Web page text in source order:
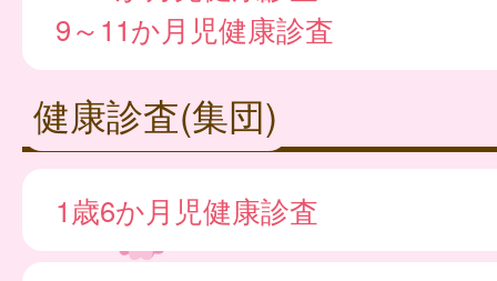
9～11か月児健康診査
健康診査(集団)
1歳6か月児健康診査